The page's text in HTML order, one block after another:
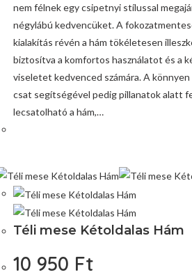
nem félnek egy csipetnyi stílussal
négylábú kedvencüket. A
kialakítás révén a hám tökéletesen
biztosítva a komfortos használatot és a
viseletet kedvenced számára. A
csat segítségével pedig pillanatok alatt
lecsatolható a hám,…
Téli mese Kétoldalas Hám
10 950 Ft